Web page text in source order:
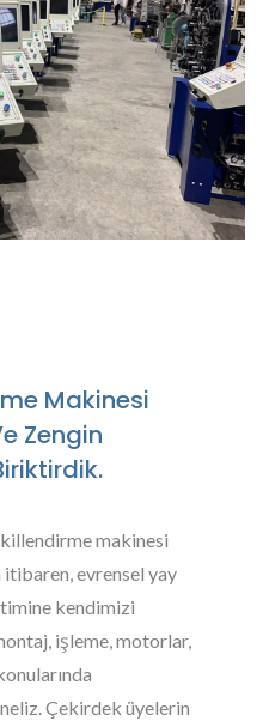
Makinesi
Zengin
makinesi
evrensel yay
kendimizi
işleme, motorlar,
Çekirdek üyelerin